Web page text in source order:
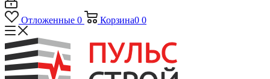
Отложенные 0 Корзина0 0